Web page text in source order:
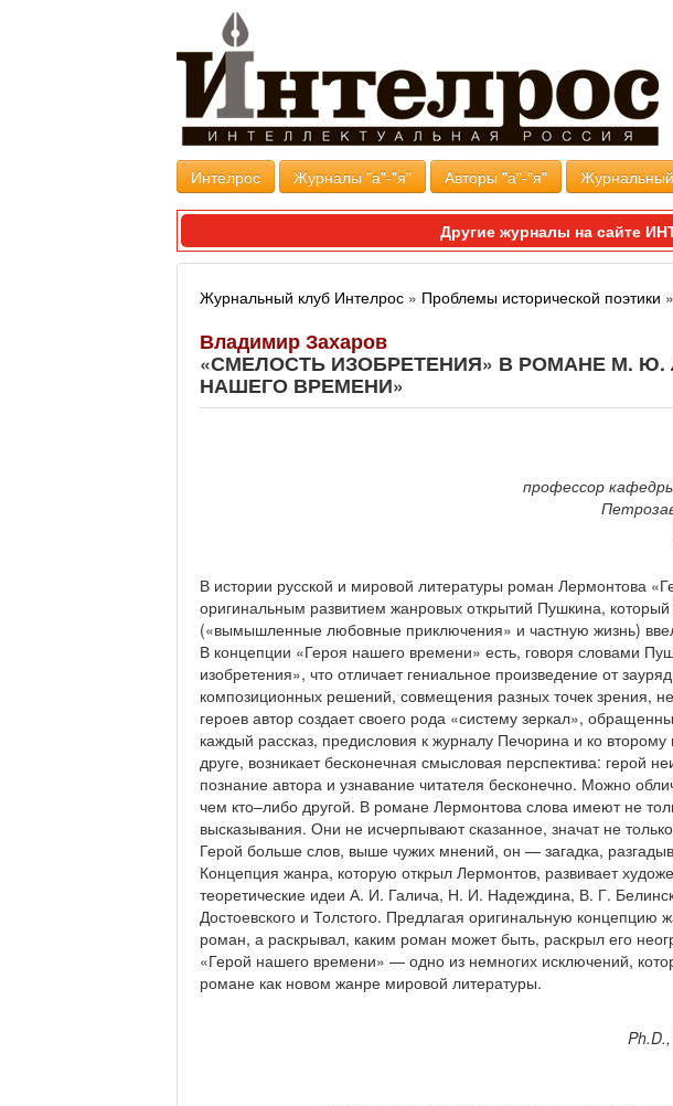
Интелрос Журналы "а"-"я" Авторы "а"-"я"
Другие журналы на сайте
Журнальный клуб Интелрос » Проблемы исторической поэтики »
Владимир Захаров
«СМЕЛОСТЬ ИЗОБРЕТЕНИЯ» В РОМАНЕ М. Ю.
НАШЕГО ВРЕМЕНИ»
профессор
В истории русской и мировой литературы роман Лермонтова
оригинальным развитием жанровых открытий Пушкина,
(«вымышленные любовные приключения» и частную жизнь)
В концепции «Героя нашего времени» есть, говоря словами
изобретения», что отличает гениальное произведение от
композиционных решений, совмещения разных точек зрения,
героев автор создает своего рода «систему зеркал»,
каждый рассказ, предисловия к журналу Печорина и ко
друге, возникает бесконечная смысловая перспектива: герой
познание автора и узнавание читателя бесконечно. Можно
чем кто–либо другой. В романе Лермонтова слова имеют не
высказывания. Они не исчерпывают сказанное, значат не
Герой больше слов, выше чужих мнений, он — загадка,
Концепция жанра, которую открыл Лермонтов, развивает
теоретические идеи А. И. Галича, Н. И. Надеждина, В. Г.
Достоевского и Толстого. Предлагая оригинальную
роман, а раскрывал, каким роман может быть, раскрыл его
«Герой нашего времени» — одно из немногих исключений,
романе как новом жанре мировой литературы.